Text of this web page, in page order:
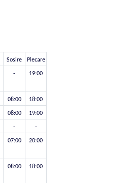
Sosire Plecare
- 19:00
08:00 18:00
08:00 19:00
- -
07:00 20:00
08:00 18:00